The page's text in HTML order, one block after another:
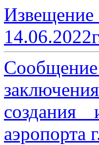
создания
аэропорта